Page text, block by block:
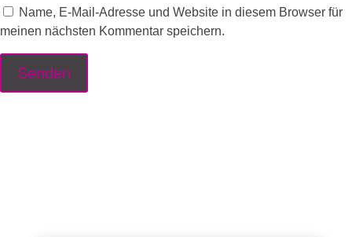
Name, E-Mail-Adresse und Website in diesem Browser für
meinen nächsten Kommentar speichern.